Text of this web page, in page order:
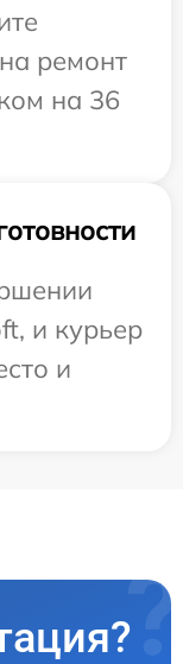
ремонт
на 36
и курьер
и